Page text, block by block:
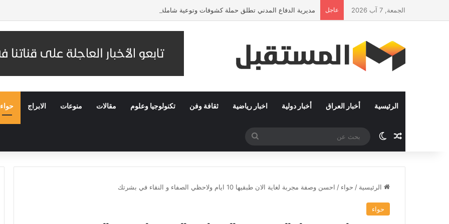
الجمعة, 7 آب 2026 عاجل مديرية الدفاع المدني تطلق حملة كشوفات وتوعية شاملة للأسواق والمحال التجارية
الرئيسية أخبار العراق أخبار دولية اخبار رياضية ثقافة وفن تكنولوجيا وعلوم مقالات منوعات الابراج حواء
مقال عشوائي
الوضع المظلم
عن
الرئيسية / حواء / احسن وصفة مجربة لغاية الان طبقيها 10 ايام ولاحظي الصفاء و النقاء في بشرتك
حواء